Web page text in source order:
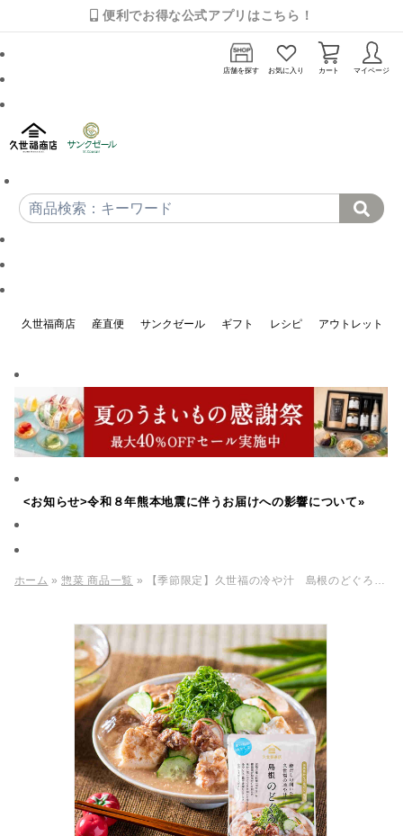
便利でお得な公式アプリはこちら！
店舗を探す お気に入り カート マイページ
久世福商店 産直便 サンクゼール ギフト レシピ アウトレット
<お知らせ>令和８年熊本地震に伴うお届けへの影響について»
ホーム »惣菜 商品一覧 » 【季節限定】久世福の冷や汁 島根のどぐろ 140g（1人前）